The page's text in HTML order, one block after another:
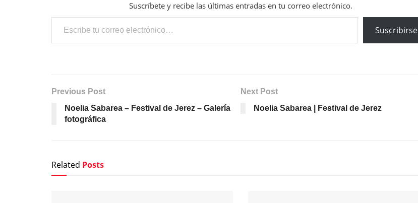
Suscríbete y recibe las últimas entradas en tu correo electrónico.
Escribe tu correo electrónico…
Suscribirse
Previous Post
Noelia Sabarea – Festival de Jerez – Galería
fotográfica
Next Post
Noelia Sabarea | Festival de Jerez
Related Posts